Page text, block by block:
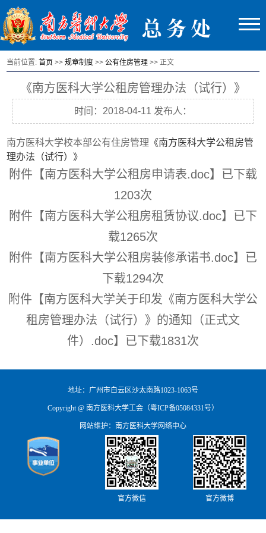
当前位置:首页 >>规章制度 >>公有住房管理 >> 正文
《南方医科大学公租房管理办法（试行）》
时间：2018-04-11 发布人：
南方医科大学校本部公有住房管理 《南方医科大学公租房管
理办法（试行）》
附件【南方医科大学公租房申请表.doc】已下载
1203次
附件【南方医科大学公租房租赁协议.doc】已下
载1265次
附件【南方医科大学公租房装修承诺书.doc】已
下载1294次
附件【南方医科大学关于印发《南方医科大学公
租房管理办法（试行）》的通知（正式文
件）.doc】已下载1831次
地址：广州市白云区沙太南路1023-1063号
Copyright @ 南方医科大学工会（粤ICP备05084331号）
网站维护：南方医科大学网络中心
官方微信 官方微博